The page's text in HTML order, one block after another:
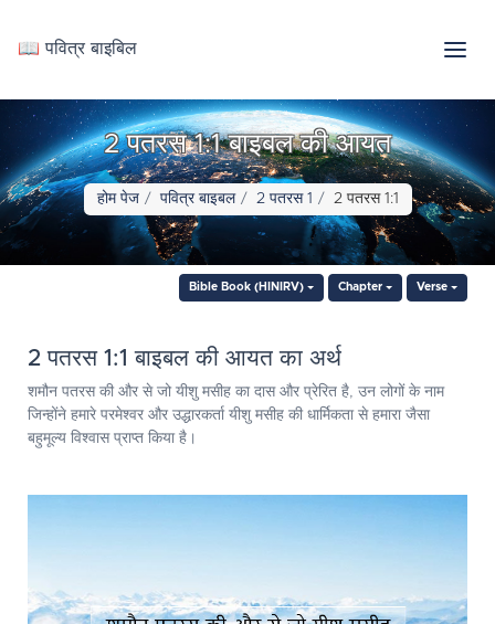
📖 पवित्र बाइबिल
2 पतरस 1:1 बाइबल की आयत
होम पेज पवित्र बाइबल 2 पतरस 1 2 पतरस 1:1
Bible Book (HINIRV) Chapter Verse
2 पतरस 1:1 बाइबल की आयत का अर्थ
शमौन पतरस की और से जो यीशु मसीह का दास और प्रेरित है, उन लोगों के नाम
जिन्होंने हमारे परमेश्‍वर और उद्धारकर्ता यीशु मसीह की धार्मिकता से हमारा जैसा
बहुमूल्य विश्वास प्राप्त किया है।